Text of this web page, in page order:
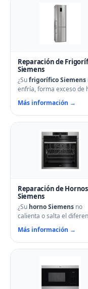
en el arranque o
especializados con
originales Siemens y
reparación el mismo día.
Reparación de
Siemens
¿Sufrigorífico Siemens
enfría, forma exceso de
o hace ruidos extraños?
Nuestros técnicos en
de Campos reparan
sistemas No Frost, fugas
gas refrigerante y
de descarche. Servicio
urgente para evitar
de alimentos.
Más información →
Reparación de Hornos
Siemens
¿Su horno Siemens no
calienta o salta el
Nuestro servicio técnico
Becerril de Campos
resistencias,
Especialistas en hornos
multifunción, pirolíticos y
Más información →